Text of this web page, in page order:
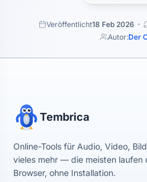
Veröffentlicht18 Feb 2026
Autor:Der
Tembrica
Online-Tools für Audio, Video,
vieles mehr — die meisten laufen
Browser, ohne Installation.